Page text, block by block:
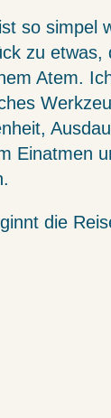
so simpel
zu etwas,
Atem.
Einatmen
die